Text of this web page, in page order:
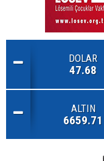
DOLAR
47.68
ALTIN
6659.71